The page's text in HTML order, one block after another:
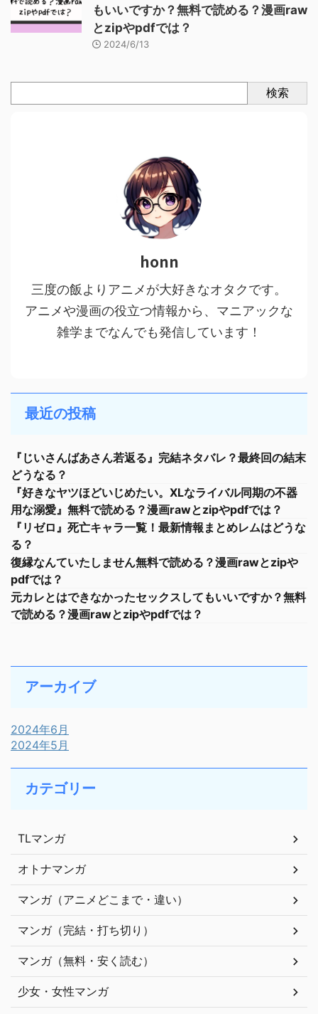
もいいですか？無料で読める？漫画raw
とzipやpdfでは？
2024/6/13
検索
honn
三度の飯よりアニメが大好きなオタクです。
アニメや漫画の役立つ情報から、マニアックな
雑学までなんでも発信しています！
最近の投稿
『じいさんばあさん若返る』完結ネタバレ？最終回の結末
どうなる？
『好きなヤツほどいじめたい。XLなライバル同期の不器
用な溺愛』無料で読める？漫画rawとzipやpdfでは？
『リゼロ』死亡キャラ一覧！最新情報まとめレムはどうな
る？
復縁なんていたしません無料で読める？漫画rawとzipや
pdfでは？
元カレとはできなかったセックスしてもいいですか？無料
で読める？漫画rawとzipやpdfでは？
アーカイブ
2024年6月
2024年5月
カテゴリー
TLマンガ
オトナマンガ
マンガ（アニメどこまで・違い）
マンガ（完結・打ち切り）
マンガ（無料・安く読む）
少女・女性マンガ